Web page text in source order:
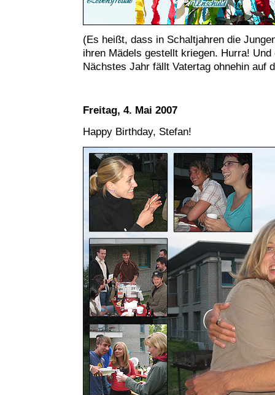
(Es heißt, dass in Schaltjahren die
ihren Mädels gestellt kriegen. Hurra!
Nächstes Jahr fällt Vatertag ohnehin auf
Freitag, 4. Mai 2007
Happy Birthday, Stefan!